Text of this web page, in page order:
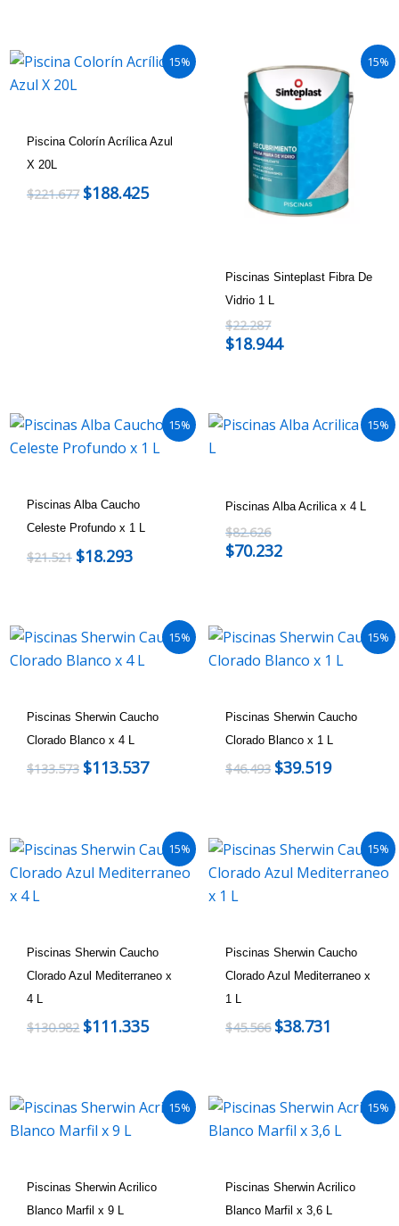
15%
Piscina Colorín Acrílica Azul
X 20L
$221.677 $188.425
15%
Piscinas Sinteplast Fibra De
Vidrio 1 L
$22.287
$18.944
15%
Piscinas Alba Caucho
Celeste Profundo x 1 L
$21.521 $18.293
15%
Piscinas Alba Acrilica x 4 L
$82.626
$70.232
15%
Piscinas Sherwin Caucho
Clorado Blanco x 4 L
$133.573 $113.537
15%
Piscinas Sherwin Caucho
Clorado Blanco x 1 L
$46.493 $39.519
15%
Piscinas Sherwin Caucho
Clorado Azul Mediterraneo x
4 L
$130.982 $111.335
15%
Piscinas Sherwin Caucho
Clorado Azul Mediterraneo x
1 L
$45.566 $38.731
15%
Piscinas Sherwin Acrilico
Blanco Marfil x 9 L
15%
Piscinas Sherwin Acrilico
Blanco Marfil x 3,6 L